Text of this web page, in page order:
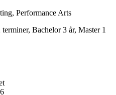
, Performance Arts
Bachelor 3 år, Master 1